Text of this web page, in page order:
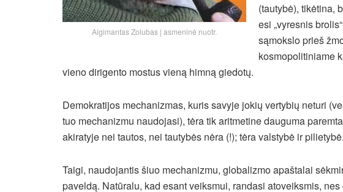
Algimantas Zolubas | asmeninė nuotr.
(tautybė), tikėtina,
esi „vyresnis
sąmokslo prieš
kosmopolitiniame
vieno dirigento mostus vieną himną giedotų.
Demokratijos mechanizmas, kuris savyje jokių vertybių neturi
tuo mechanizmu naudojasi), tėra tik aritmetine dauguma
akiratyje nei tautos, nei tautybės nėra (!); tėra valstybė ir pilietybė.
Taigi, naudojantis šiuo mechanizmu, globalizmo apaštalai
paveldą. Natūralu, kad esant veiksmui, randasi atoveiksmis,